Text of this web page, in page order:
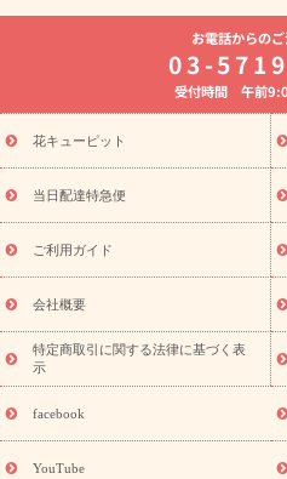
よく贈られる花
お祝いの花
8月の誕生花(トルコキキョウ)
お供え・お悔やみ お
通夜・葬儀に
ーブドフラワー
季節のイベント
特集
お盆 花（新盆・初盆）
盆・初盆）
お盆 花（新盆・初盆
フト
お盆・お供え プリザーブド
レゼント特集
夏の花贈り・お中
敬老の日におくる花ギフト・プ
花ギフト・プレゼント特集
敬老
老の日 花鉢植えのギフト・プレゼ
フト・プレゼント特集
敬老の日
ペーン
映画『ウォーターガーデ
「きょう誕生日なんです」キャ
誕生日フラワーギフト 誕生日フ
(トルコキキョウ)
9月の誕生花(
お電話からのご
03-
受付時間 午前
花キューピット
当日配達特急便
ご利用ガイド
会社概要
特定商取引に関する法律に基づく表
示
facebook
YouTube